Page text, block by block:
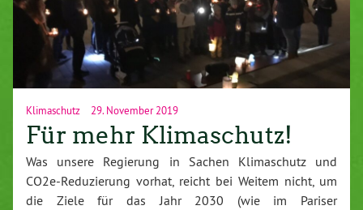
Klimaschutz 29. November 2019
Für mehr Klimaschutz!
Was unsere Regierung in Sachen Klimaschutz und
CO2e-Reduzierung vorhat, reicht bei Weitem nicht, um
die Ziele für das Jahr 2030 (wie im Pariser